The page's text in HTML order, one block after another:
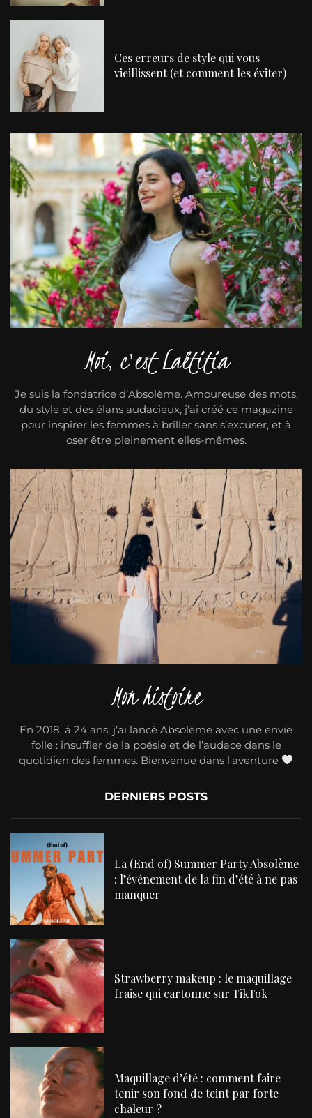
Ces erreurs de style qui vous
vieillissent (et comment les éviter)
Moi, c'est Laëtitia
Je suis la fondatrice d’Absolème. Amoureuse des mots,
du style et des élans audacieux, j'ai créé ce magazine
pour inspirer les femmes à briller sans s’excuser, et à
oser être pleinement elles-mêmes.
Mon histoire
En 2018, à 24 ans, j’ai lancé Absolème avec une envie
folle : insuffler de la poésie et de l’audace dans le
quotidien des femmes. Bienvenue dans l'aventure
DERNIERS POSTS
La (End of) Summer Party Absolème
: l’événement de la fin d’été à ne pas
manquer
Strawberry makeup : le maquillage
fraise qui cartonne sur TikTok
Maquillage d’été : comment faire
tenir son fond de teint par forte
chaleur ?